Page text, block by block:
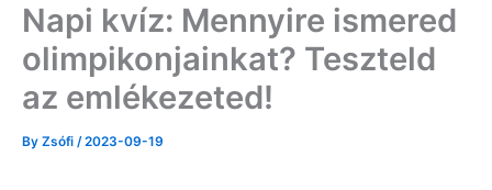
Napi kvíz: Mennyire ismered
olimpikonjainkat? Teszteld
az emlékezeted!
By Zsófi /2023-09-19